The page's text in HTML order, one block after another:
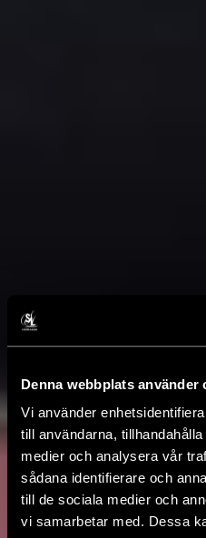
Denna webbplats använder
Vi använder
till användarna,
medier och analysera vår
sådana identifierare och
till de sociala medier och
vi samarbetar med. Dessa